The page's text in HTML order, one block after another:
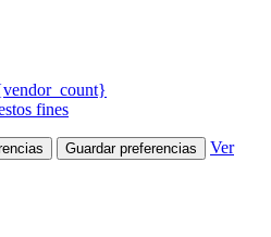
fines
Guardar preferencias
Ver